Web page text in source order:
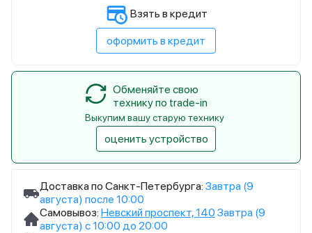
Доставка по Санкт-Петербурга: Завтра (9
августа) после 10:00
Самовывоз: Невский проспект, 140 Завтра (9
августа) с 10:00 до 20:00
Взять в кредит
оформить в кредит
Обменяйте свою
технику по trade-in
Выкупим вашу старую технику
оценить устройство